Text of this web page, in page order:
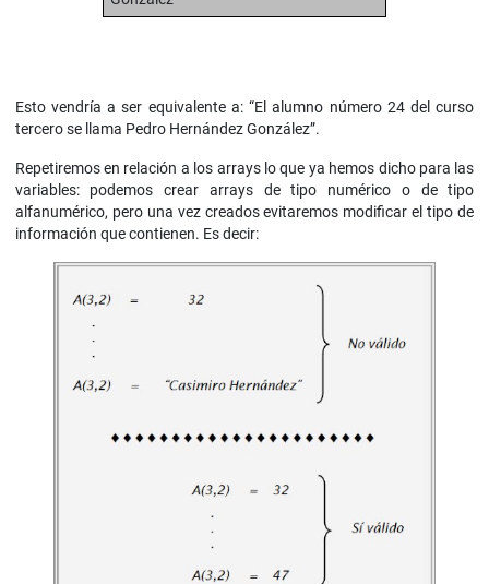
Esto vendría a ser equivalente a: “El alumno número 24 del curso
tercero se llama Pedro Hernández González”.
Repetiremos en relación a los arrays lo que ya hemos dicho para las
variables: podemos crear arrays de tipo numérico o de tipo
alfanumérico, pero una vez creados evitaremos modificar el tipo de
información que contienen. Es decir: